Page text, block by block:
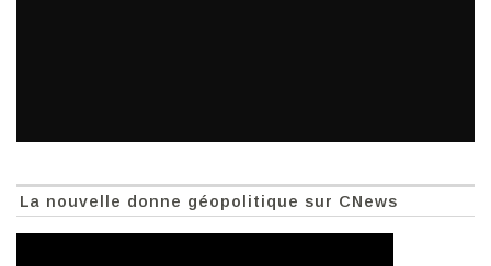
La nouvelle donne géopolitique sur CNews